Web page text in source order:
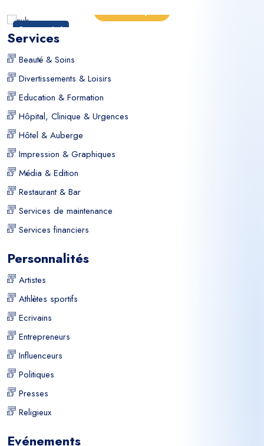
Sponsorisé
Services
Beauté & Soins
Divertissements & Loisirs
Education & Formation
Hôpital, Clinique & Urgences
Hôtel & Auberge
Impression & Graphiques
Média & Edition
Restaurant & Bar
Services de maintenance
Services financiers
Personnalités
Artistes
Athlètes sportifs
Ecrivains
Entrepreneurs
Influenceurs
Politiques
Presses
Religieux
Evénements